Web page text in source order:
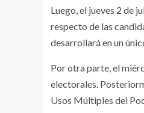
Luego, el jueves 2 de
respecto de las
desarrollará en un
Por otra parte, el
electorales.
Usos Múltiples del